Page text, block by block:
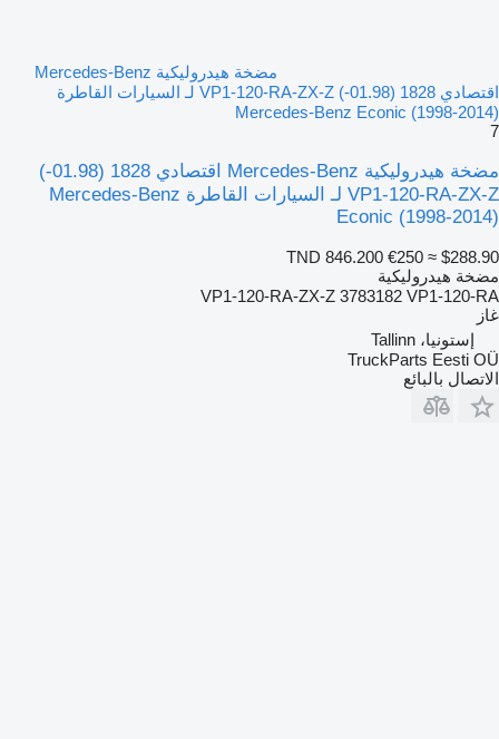
مضخة هيدروليكية Mercedes-Benz
اقتصادي 1828 (01.98-) VP1-120-RA-ZX-Z لـ السيارات القاطرة
Mercedes-Benz Econic (1998-2014)
7
مضخة هيدروليكية Mercedes-Benz اقتصادي 1828 (01.98-)
VP1-120-RA-ZX-Z لـ السيارات القاطرة Mercedes-Benz
Econic (1998-2014)
TND 846.200 €250 ≈ $288.90
مضخة هيدروليكية
VP1-120-RA-ZX-Z 3783182 VP1-120-RA
غاز
إستونيا، Tallinn
TruckParts Eesti OÜ
الاتصال بالبائع